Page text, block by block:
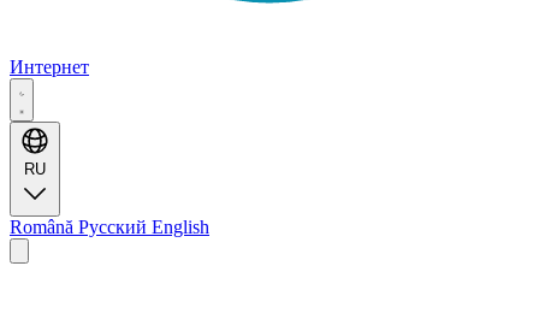
Интернет
RU
Română Русский English